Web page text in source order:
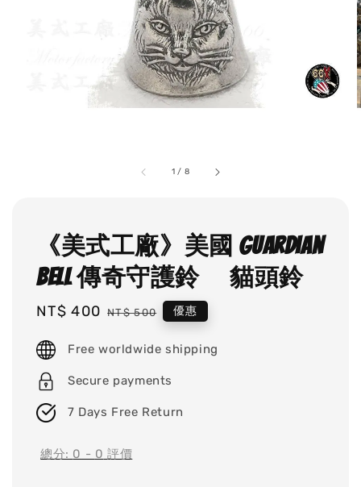
1 / 8
《美式工廠》美國 Guardian
Bell 傳奇守護鈴 貓頭鈴
Sale
NT$ 400 Regular
NT$ 500 優惠
Free worldwide shipping
Secure payments
7 Days Free Return
總分: 0 - 0 評價